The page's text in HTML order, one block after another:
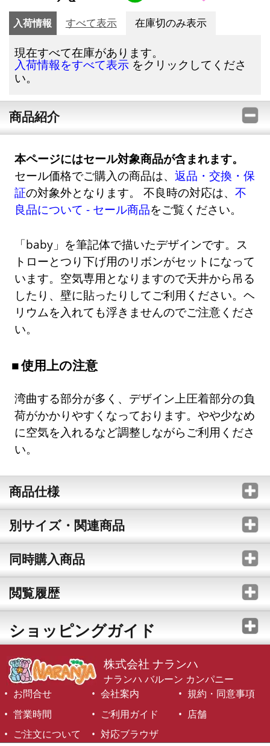
入荷情報 すべて表示 在庫切のみ表示
現在すべて在庫があります。
入荷情報をすべて表示 をクリックしてくださ
い。
商品紹介
本ページにはセール対象商品が含まれます。
セール価格でご購入の商品は、返品・交換・保
証の対象外となります。 不良時の対応は、不
良品について - セール商品をご覧ください。
「baby」を筆記体で描いたデザインです。ス
トローとつり下げ用のリボンがセットになって
います。空気専用となりますので天井から吊る
したり、壁に貼ったりしてご利用ください。ヘ
リウムを入れても浮きませんのでご注意くださ
い。
使用上の注意
湾曲する部分が多く、デザイン上圧着部分の負
荷がかかりやすくなっております。やや少なめ
に空気を入れるなど調整しながらご利用くださ
い。
商品仕様
別サイズ・関連商品
同時購入商品
閲覧履歴
ショッピングガイド
株式会社 ナランハ
ナランハ バルーン カンパニー
お問合せ
会社案内
規約・同意事項
営業時間
ご利用ガイド
店舗
ご注文について
対応ブラウザ